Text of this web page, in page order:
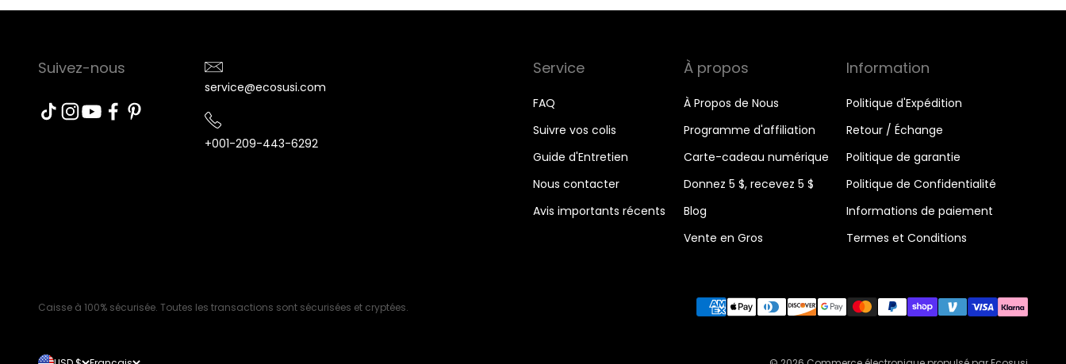
Suivez-nous
service@ecosusi.com
+001-209-443-6292
Service
FAQ
Suivre vos colis
Guide d'Entretien
Nous contacter
Avis importants récents
À propos
À Propos de Nous
Programme d'affiliation
Carte-cadeau numérique
Donnez 5 $, recevez 5 $
Blog
Vente en Gros
Information
Politique d'Expédition
Retour / Échange
Politique de garantie
Politique de Confidentialité
Informations de paiement
Termes et Conditions
Caisse à 100% sécurisée. Toutes les transactions sont sécurisées et cryptées.